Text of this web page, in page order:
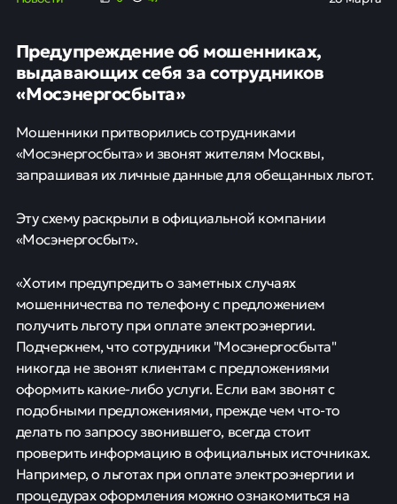
Предупреждение об мошенниках,
выдавающих себя за сотрудников
«Мосэнергосбыта»
Мошенники притворились сотрудниками
«Мосэнергосбыта» и звонят жителям Москвы,
запрашивая их личные данные для обещанных льгот.
Эту схему раскрыли в официальной компании
«Мосэнергосбыт».
«Хотим предупредить о заметных случаях
мошенничества по телефону с предложением
получить льготу при оплате электроэнергии.
Подчеркнем, что сотрудники "Мосэнергосбыта"
никогда не звонят клиентам с предложениями
оформить какие-либо услуги. Если вам звонят с
подобными предложениями, прежде чем что-то
делать по запросу звонившего, всегда стоит
проверить информацию в официальных источниках.
Например, о льготах при оплате электроэнергии и
процедурах оформления можно ознакомиться на